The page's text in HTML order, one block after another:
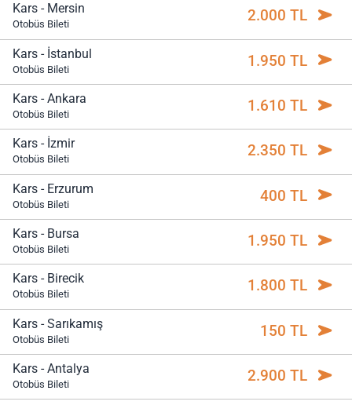
Kars - Mersin
Otobüs Bileti 2.000 TL
Kars - İstanbul
Otobüs Bileti 1.950 TL
Kars - Ankara
Otobüs Bileti 1.610 TL
Kars - İzmir
Otobüs Bileti 2.350 TL
Kars - Erzurum
Otobüs Bileti 400 TL
Kars - Bursa
Otobüs Bileti 1.950 TL
Kars - Birecik
Otobüs Bileti 1.800 TL
Kars - Sarıkamış
Otobüs Bileti 150 TL
Kars - Antalya
Otobüs Bileti 2.900 TL